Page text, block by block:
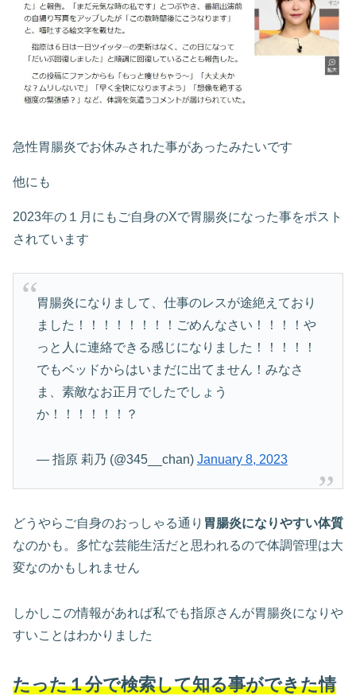
急性胃腸炎でお休みされた事があったみたいです
他にも
2023年の１月にもご自身のXで胃腸炎になった事をポスト
されています
胃腸炎になりまして、仕事のレスが途絶えており
ました！！！！！！！！ごめんなさい！！！！や
っと人に連絡できる感じになりました！！！！！
でもベッドからはいまだに出てません！みなさ
ま、素敵なお正月でしたでしょう
か！！！！！！？
— 指原 莉乃 (@345__chan) January 8, 2023
どうやらご自身のおっしゃる通り 胃腸炎になりやすい体質
なのかも。多忙な芸能生活だと思われるので体調管理は大
変なのかもしれません
しかしこの情報があれば私でも指原さんが胃腸炎になりや
すいことはわかりました
たった１分で検索して知る事ができた情